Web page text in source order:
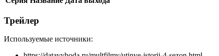
Трейлер
Используемые источники: